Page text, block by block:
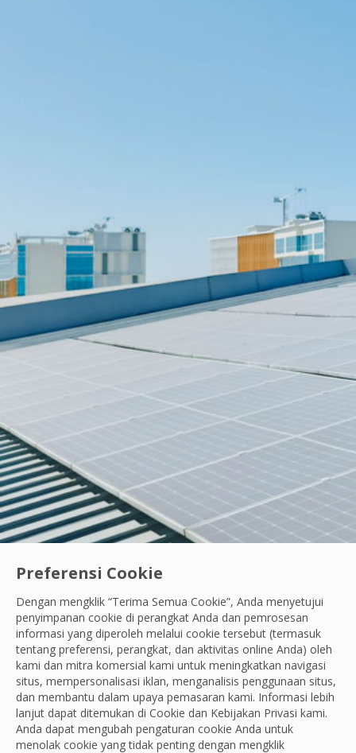
Preferensi Cookie
Dengan mengklik “Terima Semua Cookie”, Anda menyetujui
penyimpanan cookie di perangkat Anda dan pemrosesan
informasi yang diperoleh melalui cookie tersebut (termasuk
tentang preferensi, perangkat, dan aktivitas online Anda) oleh
kami dan mitra komersial kami untuk meningkatkan navigasi
situs, mempersonalisasi iklan, menganalisis penggunaan situs,
dan membantu dalam upaya pemasaran kami. Informasi lebih
lanjut dapat ditemukan di Cookie dan Kebijakan Privasi kami.
Anda dapat mengubah pengaturan cookie Anda untuk
menolak cookie yang tidak penting dengan mengklik
Ayo Berdiri Beraksi|Karyawan Kami
Semangat Belajar Tanpa Henti: Cara Andik
Saat menemukan kerusakan di area kerja, Andik fokus
OCS Team
29 Jul, 2026